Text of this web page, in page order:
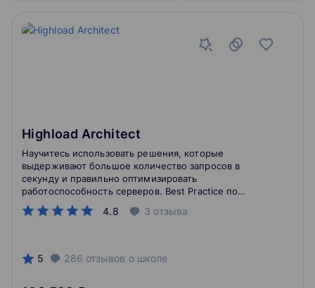
Highload Architect
4.8 3 отзыва
Научитесь использовать решения, которые
выдерживают большое количество запросов в
секунду и правильно оптимизировать
работоспособность серверов. Best Practice по
HighLoad системам.
5 286 отзывов о школе